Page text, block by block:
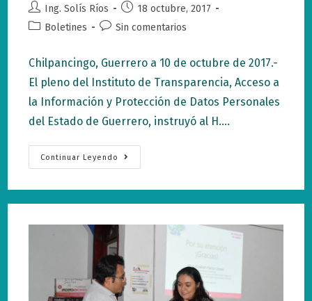
Autor
de
Ing. Solís Ríos
Publicación
de
18 octubre, 2017
Categoría
la
entrada:
Boletines
Comentarios
entrada:
Sin comentarios
Chilpancingo, Guerrero a 10 de octubre de 2017.-
El pleno del Instituto de Transparencia, Acceso a
la Información y Protección de Datos Personales
del Estado de Guerrero, instruyó al H.…
Continuar Leyendo
ITAIGro
Instruye
Estado
El
Acceso
La
Información